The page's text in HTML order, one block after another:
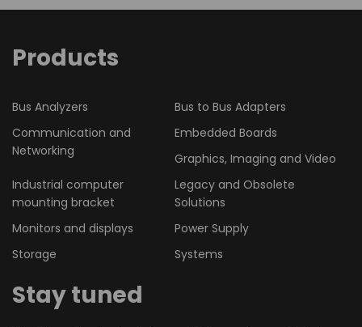
Products
Bus Analyzers
Bus to Bus Adapters
Communication and
Networking
Embedded Boards
Graphics, Imaging and Video
Industrial computer
mounting bracket
Legacy and Obsolete
Solutions
Monitors and displays
Power Supply
Storage
Systems
Stay tuned